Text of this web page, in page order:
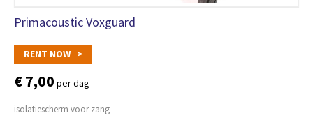
Primacoustic Voxguard
RENT NOW >
€ 7,00 per dag
isolatiescherm voor zang